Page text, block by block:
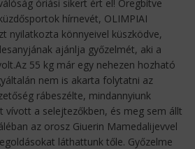
óriási sikert ért el! Öregbítve
hírnevét, OLIMPIAI
nyilatkozta könnyeivel küszködve,
ajánlja győzelmét, aki a
55 kg már egy nehezen hozható
nem is akarta folytatni az
rábeszélte, mindannyiunk
vívott a selejtezőkben, és meg sem állt
az orosz Giuerin Mamedalijevvel
láthattunk tőle. Győzelme